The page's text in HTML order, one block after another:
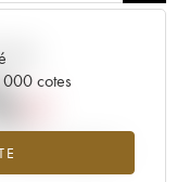
000 cotes
par rapport à